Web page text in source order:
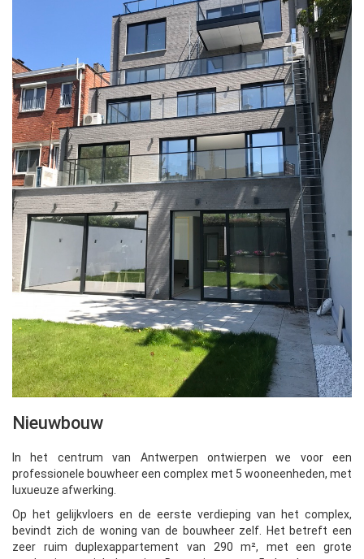
Nieuwbouw
In het centrum van Antwerpen ontwierpen we voor een
professionele bouwheer een complex met 5 wooneenheden, met
luxueuze afwerking.
Op het gelijkvloers en de eerste verdieping van het complex,
bevindt zich de woning van de bouwheer zelf. Het betreft een
zeer ruim duplexappartement van 290 m², met een grote